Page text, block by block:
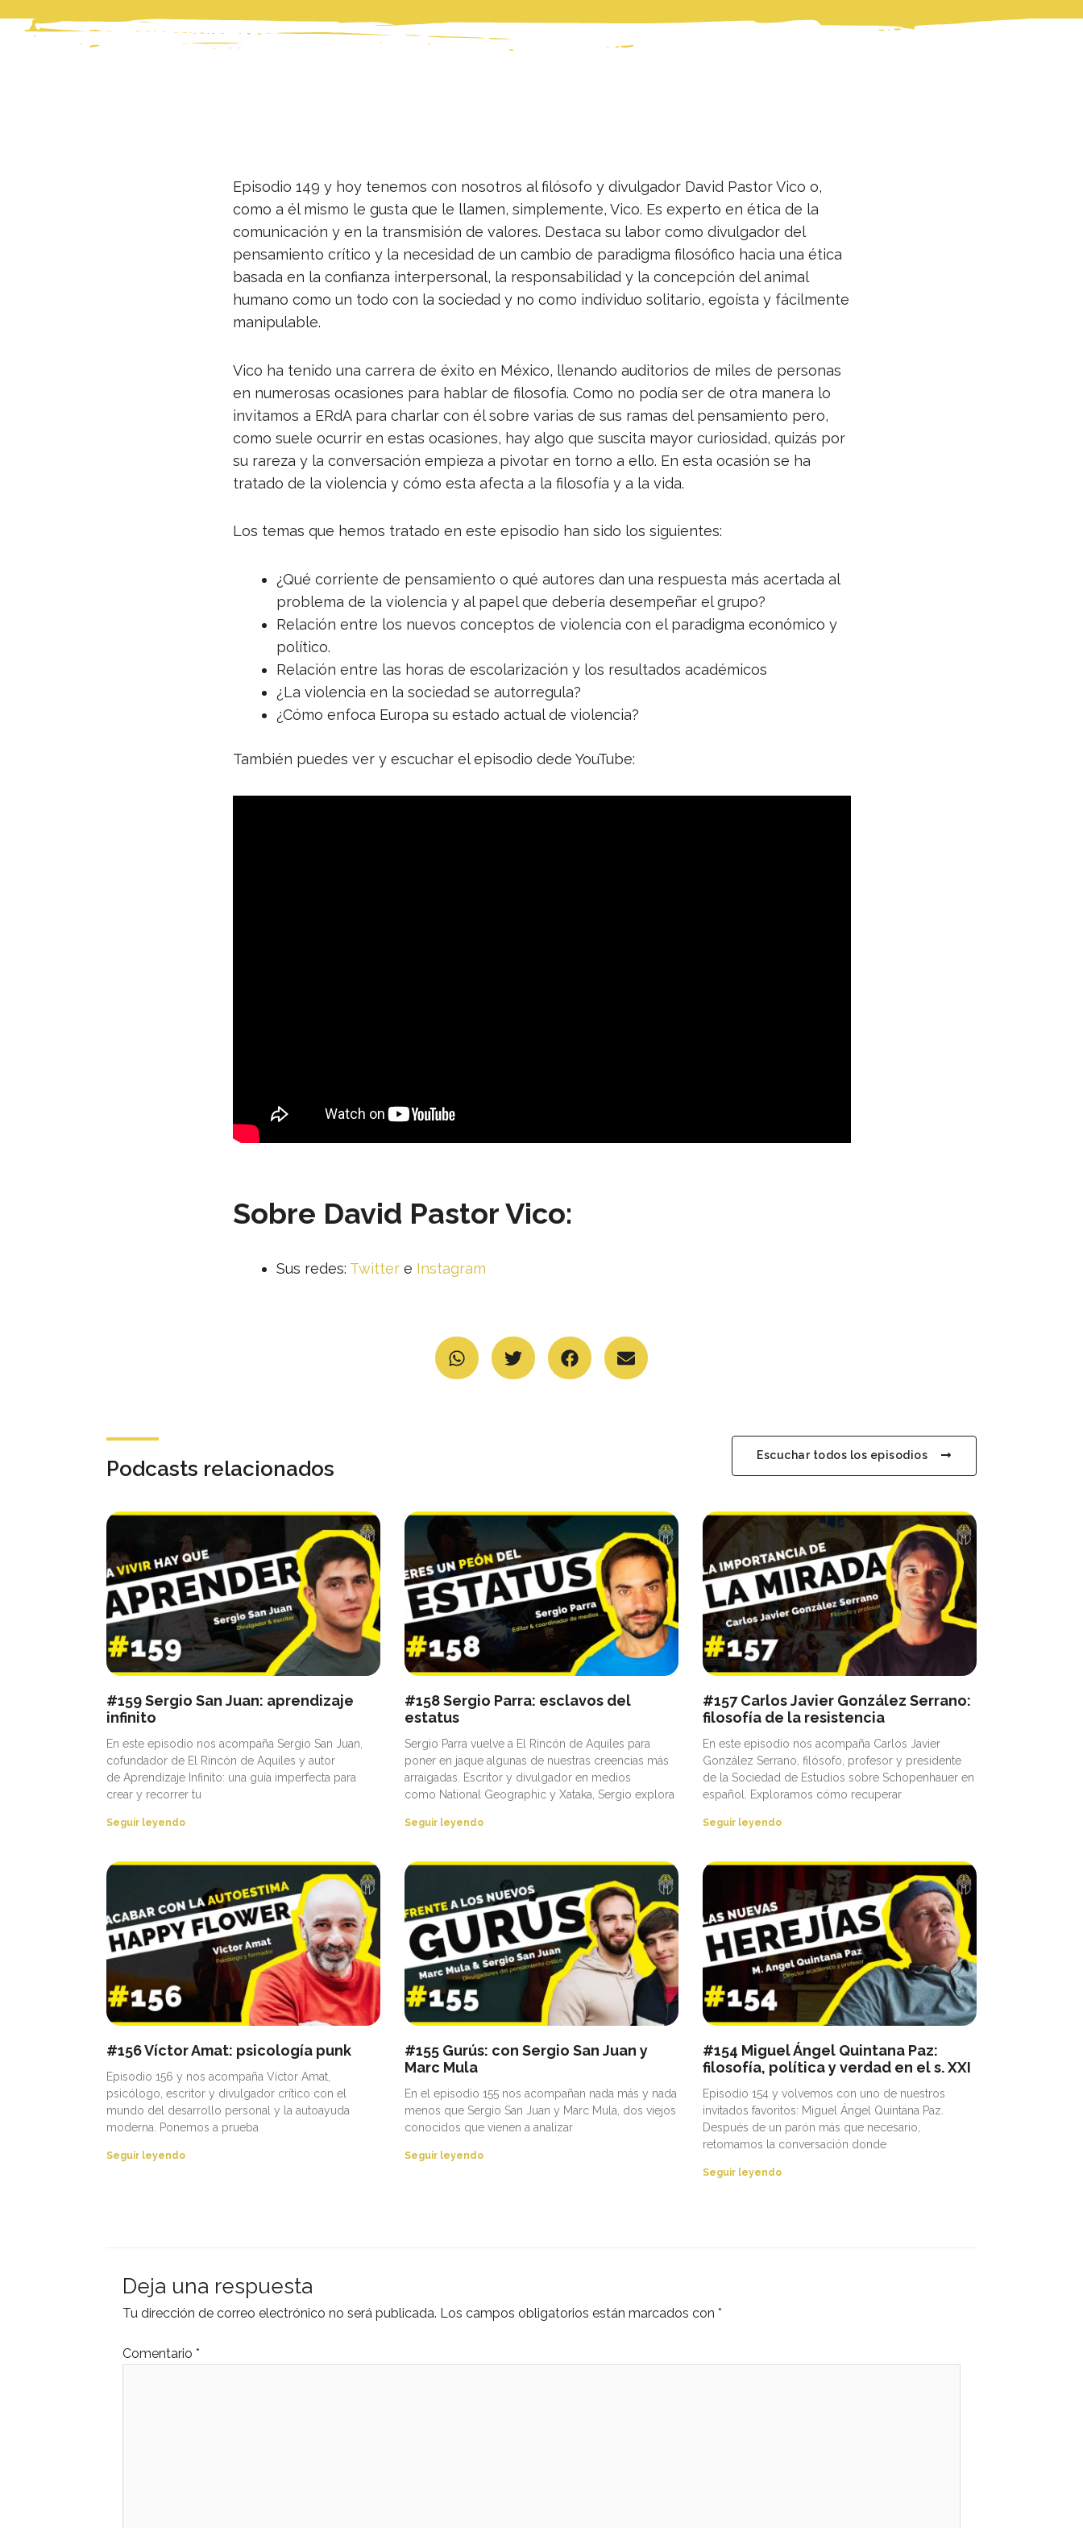
Episodio 149 y hoy tenemos con nosotros al filósofo y divulgador David Pastor Vico o,
como a él mismo le gusta que le llamen, simplemente, Vico. Es experto en ética de la
comunicación y en la transmisión de valores. Destaca su labor como divulgador del
pensamiento crítico y la necesidad de un cambio de paradigma filosófico hacia una ética
basada en la confianza interpersonal, la responsabilidad y la concepción del animal
humano como un todo con la sociedad y no como individuo solitario, egoísta y fácilmente
manipulable.
Vico ha tenido una carrera de éxito en México, llenando auditorios de miles de personas
en numerosas ocasiones para hablar de filosofía. Como no podía ser de otra manera lo
invitamos a ERdA para charlar con él sobre varias de sus ramas del pensamiento pero,
como suele ocurrir en estas ocasiones, hay algo que suscita mayor curiosidad, quizás por
su rareza y la conversación empieza a pivotar en torno a ello. En esta ocasión se ha
tratado de la violencia y cómo esta afecta a la filosofía y a la vida.
Los temas que hemos tratado en este episodio han sido los siguientes:
¿Qué corriente de pensamiento o qué autores dan una respuesta más acertada al
problema de la violencia y al papel que debería desempeñar el grupo?
Relación entre los nuevos conceptos de violencia con el paradigma económico y
político.
Relación entre las horas de escolarización y los resultados académicos
¿La violencia en la sociedad se autorregula?
¿Cómo enfoca Europa su estado actual de violencia?
También puedes ver y escuchar el episodio dede YouTube:
Sobre David Pastor Vico:
Sus redes: Twitter e Instagram
Podcasts relacionados
Escuchar todos los episodios
#159 Sergio San Juan: aprendizaje
infinito
En este episodio nos acompaña Sergio San Juan,
cofundador de El Rincón de Aquiles y autor
de Aprendizaje Infinito: una guía imperfecta para
crear y recorrer tu
Seguir leyendo
#158 Sergio Parra: esclavos del
estatus
Sergio Parra vuelve a El Rincón de Aquiles para
poner en jaque algunas de nuestras creencias más
arraigadas. Escritor y divulgador en medios
como National Geographic y Xataka, Sergio explora
Seguir leyendo
#157 Carlos Javier González Serrano:
filosofía de la resistencia
En este episodio nos acompaña Carlos Javier
González Serrano, filósofo, profesor y presidente
de la Sociedad de Estudios sobre Schopenhauer en
español. Exploramos cómo recuperar
Seguir leyendo
#156 Víctor Amat: psicología punk
Episodio 156 y nos acompaña Víctor Amat,
psicólogo, escritor y divulgador crítico con el
mundo del desarrollo personal y la autoayuda
moderna. Ponemos a prueba
Seguir leyendo
#155 Gurús: con Sergio San Juan y
Marc Mula
En el episodio 155 nos acompañan nada más y nada
menos que Sergio San Juan y Marc Mula, dos viejos
conocidos que vienen a analizar
Seguir leyendo
#154 Miguel Ángel Quintana Paz:
filosofía, política y verdad en el s. XXI
Episodio 154 y volvemos con uno de nuestros
invitados favoritos: Miguel Ángel Quintana Paz.
Después de un parón más que necesario,
retomamos la conversación donde
Seguir leyendo
Deja una respuesta
Tu dirección de correo electrónico no será publicada. Los campos obligatorios están marcados con *
Comentario *